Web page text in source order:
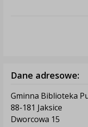
Dane adresowe:
Gminna Biblioteka
88-181 Jaksice
Dworcowa 15